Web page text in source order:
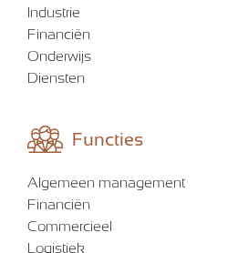
Industrie
Financiën
Onderwijs
Diensten
Functies
Algemeen management
Financiën
Commercieel
Logistiek